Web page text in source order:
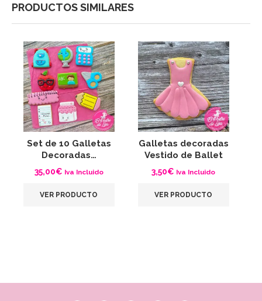
PRODUCTOS SIMILARES
Set de 10 Galletas
Decoradas…
35,00€ Iva Incluido
VER PRODUCTO
Galletas decoradas
Vestido de Ballet
3,50€ Iva Incluido
VER PRODUCTO